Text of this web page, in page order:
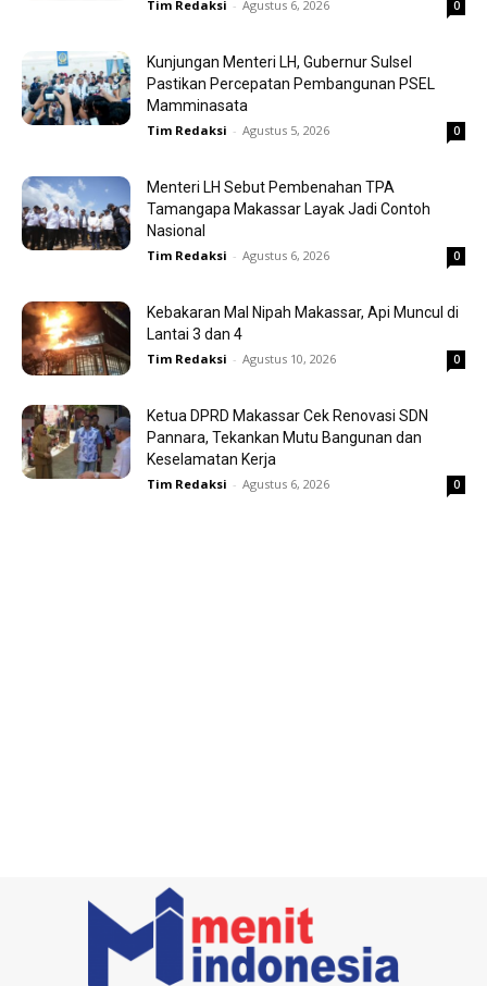
Tim Redaksi - Agustus 6, 2026 0
Kunjungan Menteri LH, Gubernur Sulsel
Pastikan Percepatan Pembangunan PSEL
Mamminasata
Tim Redaksi - Agustus 5, 2026 0
Menteri LH Sebut Pembenahan TPA
Tamangapa Makassar Layak Jadi Contoh
Nasional
Tim Redaksi - Agustus 6, 2026 0
Kebakaran Mal Nipah Makassar, Api Muncul di
Lantai 3 dan 4
Tim Redaksi - Agustus 10, 2026 0
Ketua DPRD Makassar Cek Renovasi SDN
Pannara, Tekankan Mutu Bangunan dan
Keselamatan Kerja
Tim Redaksi - Agustus 6, 2026 0